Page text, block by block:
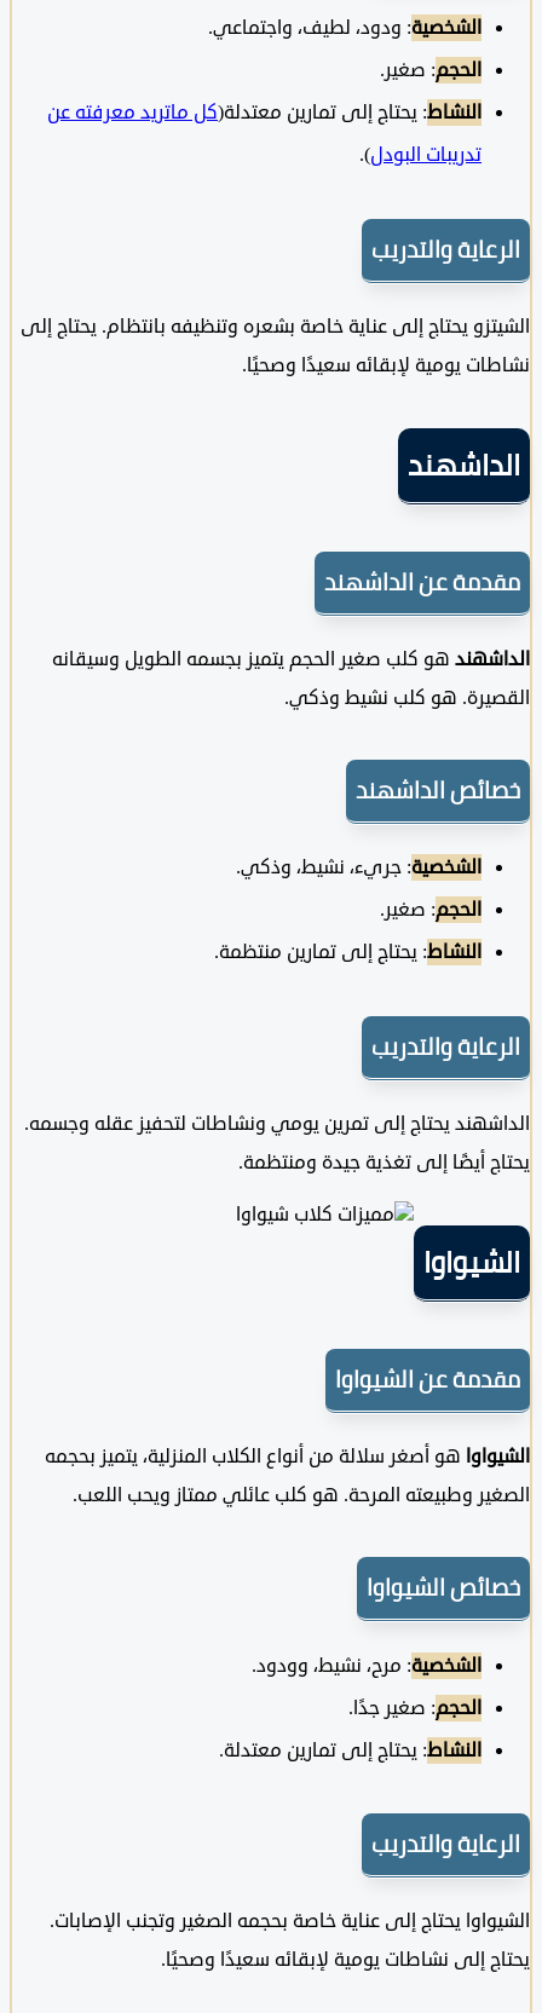
الشخصية: ودود، لطيف، واجتماعي.
الحجم : صغير.
النشاط: يحتاج إلى تمارين معتدلة(كل ماتريد معرفته عن
تدريبات البودل).
والتدريب
يحتاج إلى عناية خاصة بشعره وتنظيفه بانتظام. يحتاج إلى
يومية لإبقائه سعيدًا وصحيًا.
عن الداشهند
هو كلب صغير الحجم يتميز بجسمه الطويل وسيقانه
هو كلب نشيط وذكي.
الداشهند
الشخصية: جريء، نشيط، وذكي.
الحجم : صغير.
النشاط: يحتاج إلى تمارين منتظمة.
والتدريب
يحتاج إلى تمرين يومي ونشاطات لتحفيز عقله وجسمه.
أيضًا إلى تغذية جيدة ومنتظمة.
عن الشيواوا
هو أصغر سلالة من أنواع الكلاب المنزلية، يتميز بحجمه
وطبيعته المرحة. هو كلب عائلي ممتاز ويحب اللعب.
الشيواوا
الشخصية: مرح، نشيط، وودود.
الحجم : صغير جدًا.
النشاط: يحتاج إلى تمارين معتدلة.
والتدريب
يحتاج إلى عناية خاصة بحجمه الصغير وتجنب الإصابات.
إلى نشاطات يومية لإبقائه سعيدًا وصحيًا.